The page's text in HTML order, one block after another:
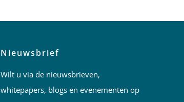
Nieuwsbrief
Wilt u via de nieuwsbrieven,
whitepapers, blogs en evenementen op